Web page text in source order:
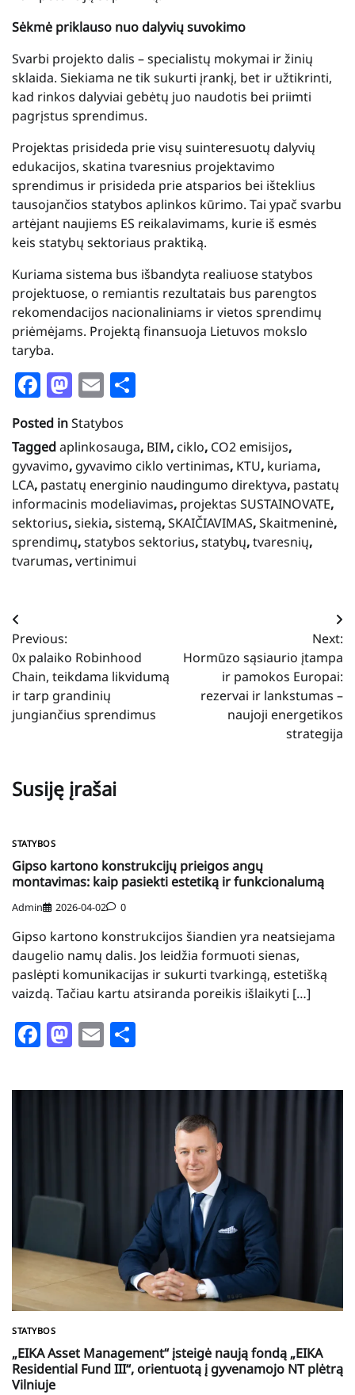
Sėkmė priklauso nuo dalyvių suvokimo
Svarbi projekto dalis – specialistų mokymai ir žinių
sklaida. Siekiama ne tik sukurti įrankį, bet ir užtikrinti,
kad rinkos dalyviai gebėtų juo naudotis bei priimti
pagrįstus sprendimus.
Projektas prisideda prie visų suinteresuotų dalyvių
edukacijos, skatina tvaresnius projektavimo
sprendimus ir prisideda prie atsparios bei išteklius
tausojančios statybos aplinkos kūrimo. Tai ypač svarbu
artėjant naujiems ES reikalavimams, kurie iš esmės
keis statybų sektoriaus praktiką.
Kuriama sistema bus išbandyta realiuose statybos
projektuose, o remiantis rezultatais bus parengtos
rekomendacijos nacionaliniams ir vietos sprendimų
priėmėjams. Projektą finansuoja Lietuvos mokslo
taryba.
Facebook
Mastodon
Email
Posted inStatybos
Taggedaplinkosauga, BIM, ciklo, CO2 emisijos,
gyvavimo, gyvavimo ciklo vertinimas, KTU, kuriama,
LCA, pastatų energinio naudingumo direktyva, pastatų
informacinis modeliavimas, projektas SUSTAINOVATE,
sektorius,siekia,sistemą,SKAIČIAVIMAS,Skaitmeninė,
sprendimų,statybos sektorius,statybų,tvaresnių,
tvarumas,vertinimui
Navigacija
tarp
įrašų
Previous:
0x palaiko Robinhood
Chain, teikdama likvidumą
ir tarp grandinių
jungiančius sprendimus
Next:
Hormūzo sąsiaurio įtampa
ir pamokos Europai:
rezervai ir lankstumas –
naujoji energetikos
strategija
Susiję įrašai
STATYBOS
Gipso kartono konstrukcijų prieigos angų
montavimas: kaip pasiekti estetiką ir funkcionalumą
Admin 2026-04-02 0
Gipso kartono konstrukcijos šiandien yra neatsiejama
daugelio namų dalis. Jos leidžia formuoti sienas,
paslėpti komunikacijas ir sukurti tvarkingą, estetišką
vaizdą. Tačiau kartu atsiranda poreikis išlaikyti […]
Facebook
Mastodon
Email
STATYBOS
„EIKA Asset Management“ įsteigė naują fondą „EIKA
Residential Fund III“, orientuotą į gyvenamojo NT plėtrą
Vilniuje